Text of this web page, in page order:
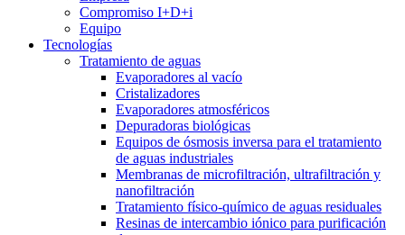
Compromiso I+D+i
Equipo
Tecnologías
Tratamiento de aguas
Evaporadores al vacío
Cristalizadores
Evaporadores atmosféricos
Depuradoras biológicas
Equipos de ósmosis inversa para el tratamiento
de aguas industriales
Membranas de microfiltración, ultrafiltración y
nanofiltración
Tratamiento físico-químico de aguas residuales
Resinas de intercambio iónico para purificación